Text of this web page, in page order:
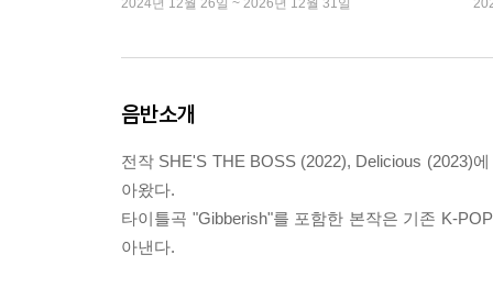
2024년 12월 26일 ~ 2026년 12월 31일
음반소개
전작 SHE'S THE BOSS (2022), Delicious (2023)
아왔다.
타이틀곡 "Gibberish"를 포함한 본작은 기존 K-
아낸다.